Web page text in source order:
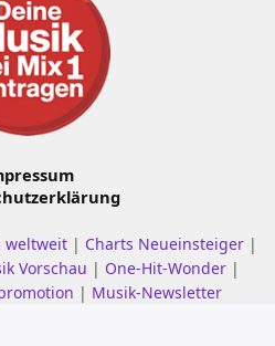
weltweit | Charts Neueinsteiger |
Vorschau | One-Hit-Wonder |
| Musik-Newsletter